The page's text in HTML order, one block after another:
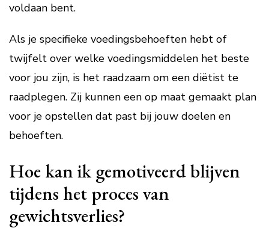
voldaan bent.
Als je specifieke voedingsbehoeften hebt of
twijfelt over welke voedingsmiddelen het beste
voor jou zijn, is het raadzaam om een diëtist te
raadplegen. Zij kunnen een op maat gemaakt plan
voor je opstellen dat past bij jouw doelen en
behoeften.
Hoe kan ik gemotiveerd blijven
tijdens het proces van
gewichtsverlies?